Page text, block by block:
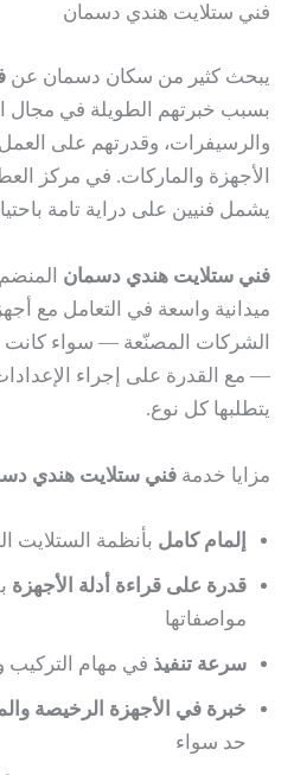
فني ستلايت هندي دسمان
يبحث كثير من سكان دسمان عن
بسبب خبرتهم الطويلة في مجال
والرسيفرات، وقدرتهم على
الأجهزة والماركات. في مركز
يشمل فنيين على دراية تامة
فني ستلايت هندي دسمان
ميدانية واسعة في التعامل مع
الشركات المصنّعة — سواء كانت
— مع القدرة على إجراء الإعدادات
يتطلبها كل نوع.
مزايا خدمة فني ستلايت هندي
إلمام كامل بأنظمة الستلايت
قدرة على قراءة أدلة الأجهزة
مواصفاتها
سرعة تنفيذ في مهام التركيب
خبرة في الأجهزة الرخيصة
حد سواء